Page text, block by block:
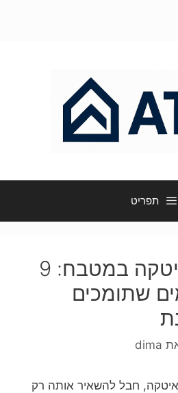
תפריט
פטריית המאיטקה במטבח: 9
שתומכים
dima
חבל להשאיר אותה רק